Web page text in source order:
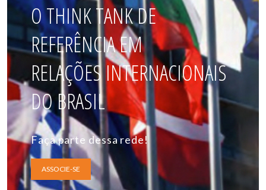
O THINK TANK DE
REFERÊNCIA EM
RELAÇÕES INTERNACIONAIS
DO BRASIL
Faça parte dessa rede!
ASSOCIE-SE